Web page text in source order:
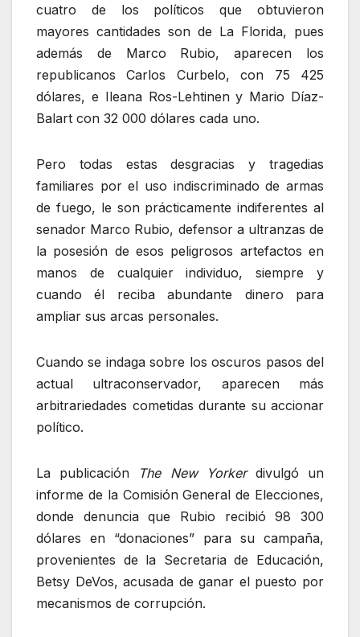
cuatro de los políticos que obtuvieron
mayores cantidades son de La Florida, pues
además de Marco Rubio, aparecen los
republicanos Carlos Curbelo, con 75 425
dólares, e Ileana Ros-Lehtinen y Mario Díaz-
Balart con 32 000 dólares cada uno.
Pero todas estas desgracias y tragedias
familiares por el uso indiscriminado de armas
de fuego, le son prácticamente indiferentes al
senador Marco Rubio, defensor a ultranzas de
la posesión de esos peligrosos artefactos en
manos de cualquier individuo, siempre y
cuando él reciba abundante dinero para
ampliar sus arcas personales.
Cuando se indaga sobre los oscuros pasos del
actual ultraconservador, aparecen más
arbitrariedades cometidas durante su accionar
político.
La publicación The New Yorkerdivulgó un
informe de la Comisión General de Elecciones,
donde denuncia que Rubio recibió 98 300
dólares en “donaciones” para su campaña,
provenientes de la Secretaria de Educación,
Betsy DeVos, acusada de ganar el puesto por
mecanismos de corrupción.